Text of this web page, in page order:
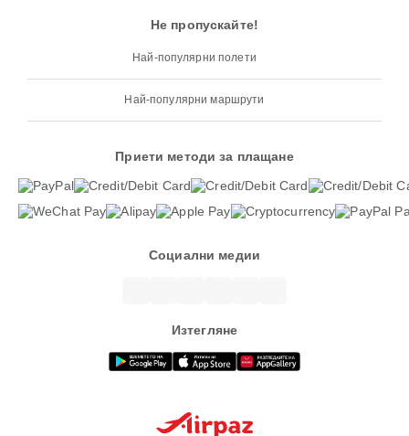
Не пропускайте!
Най-популярни полети
Най-популярни маршрути
Приети методи за плащане
Социални медии
Изтегляне